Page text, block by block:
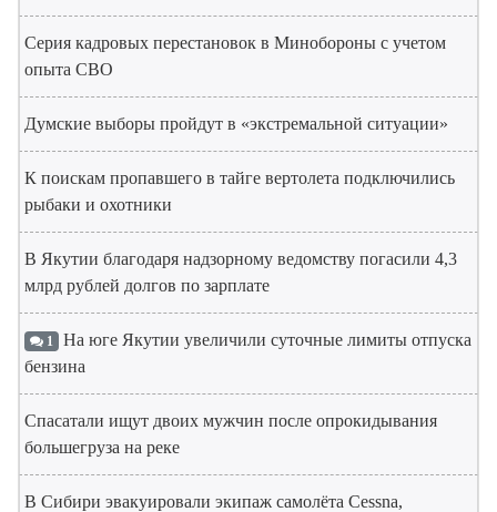
Серия кадровых перестановок в Минобороны с учетом
опыта СВО
Думские выборы пройдут в «экстремальной ситуации»
К поискам пропавшего в тайге вертолета подключились
рыбаки и охотники
В Якутии благодаря надзорному ведомству погасили 4,3
млрд рублей долгов по зарплате
1 На юге Якутии увеличили суточные лимиты отпуска
бензина
Спасатали ищут двоих мужчин после опрокидывания
большегруза на реке
В Сибири эвакуировали экипаж самолёта Cessna,